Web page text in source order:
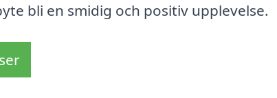
bli en smidig och positiv upplevelse.